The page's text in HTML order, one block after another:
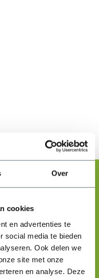
Over
cookies
en advertenties te
social media te bieden
Ook delen we
site met onze
en analyse. Deze
graag
product uit te zoeken